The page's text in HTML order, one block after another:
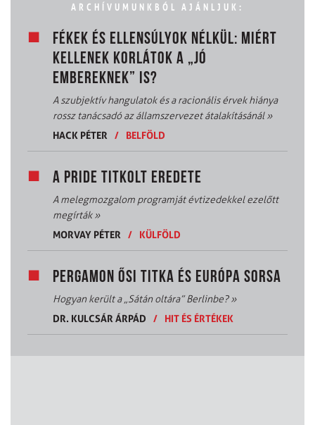
ARCHÍVUMUNKBÓL AJÁNLJUK:
FÉKEK ÉS ELLENSÚLYOK NÉLKÜL: MIÉRT
KELLENEK KORLÁTOK A „JÓ
EMBEREKNEK” IS?
A szubjektív hangulatok és a racionális érvek hiánya
rossz tanácsadó az államszervezet átalakításánál»
HACK PÉTER
/ BELFÖLD
A PRIDE TITKOLT EREDETE
A melegmozgalom programját évtizedekkel ezelőtt
megírták»
MORVAY PÉTER
/ KÜLFÖLD
PERGAMON ŐSI TITKA ÉS EURÓPA SORSA
Hogyan került a „Sátán oltára” Berlinbe?»
DR. KULCSÁR ÁRPÁD
/ HIT ÉS ÉRTÉKEK